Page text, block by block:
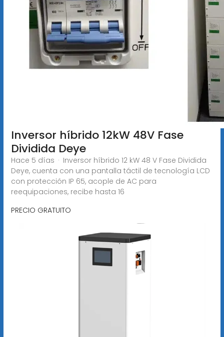
Inversor híbrido 12kW 48V Fase
Dividida Deye
Hace 5 días · Inversor híbrido 12 kW 48 V Fase Dividida
Deye, cuenta con una pantalla táctil de tecnología LCD
con protección IP 65, acople de AC para
reequipaciones, recibe hasta 16
PRECIO GRATUITO